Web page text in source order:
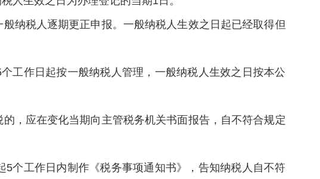
纳税人逐期更正申报。一般纳税人生效之日起已经取得但
工作日起按一般纳税人管理，一般纳税人生效之日按本公
，应在变化当期向主管税务机关书面报告，自不符合规定
个工作日内制作《税务事项通知书》，告知纳税人自不符